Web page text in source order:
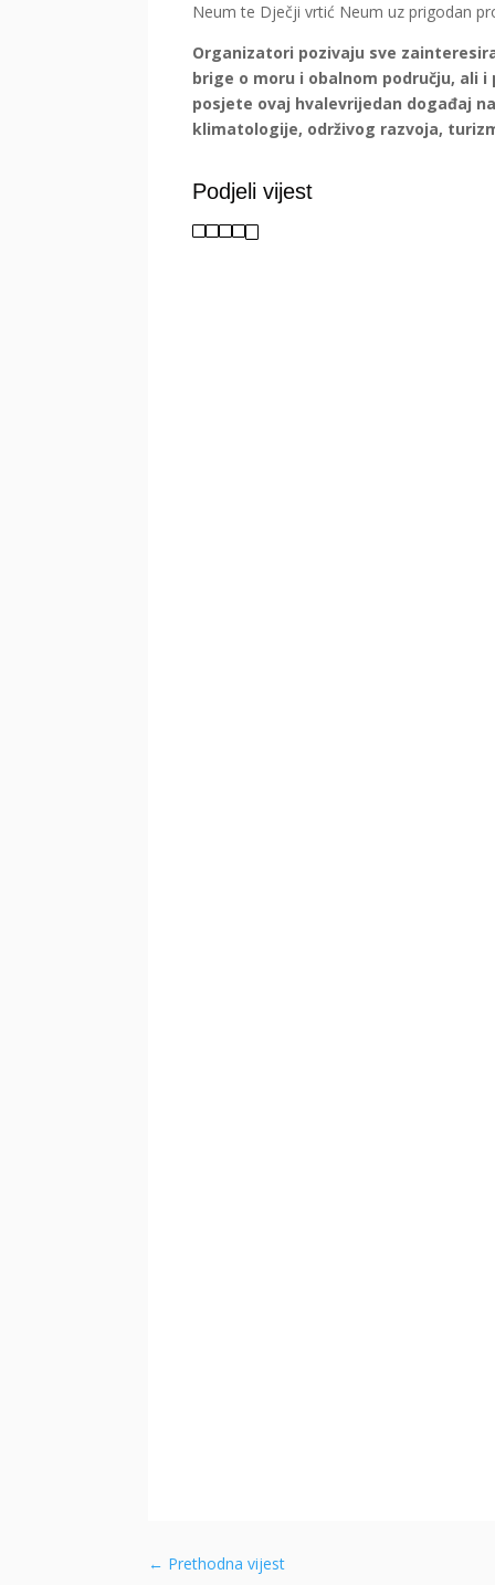
Neum te Dječji vrtić Neum uz prigodan
Organizatori pozivaju sve
brige o moru i obalnom području, ali
posjete ovaj hvalevrijedan događaj
klimatologije, održivog razvoja,
Podjeli vijest
← Prethodna vijest